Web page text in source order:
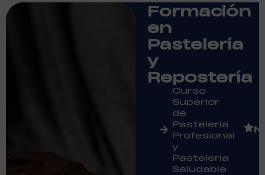
Formación
en
Pastelería
y
Repostería
Curso
Superior
de
Pastelería
Profesional
y
Pastelería
Saludable